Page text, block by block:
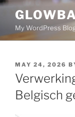
My WordPress
MAY 24, 2026
Belgisch